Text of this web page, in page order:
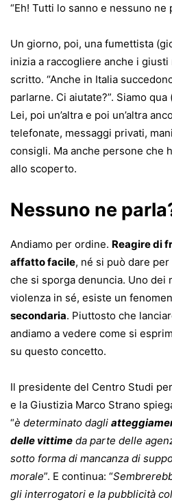
“Eh! Tutti lo sanno e nessuno ne
Un giorno, poi, una fumettista
inizia a raccogliere anche i
scritto. “Anche in Italia
parlarne. Ci aiutate?”. Siamo
Lei, poi un’altra e poi un’altra
telefonate, messaggi privati,
consigli. Ma anche persone che
allo scoperto.
Nessuno ne
Andiamo per ordine. Reagire di
affatto facile, né si può dare
che si sporga denuncia. Uno dei
violenza in sé, esiste un
secondaria. Piuttosto che
andiamo a vedere come si
su questo concetto.
Il presidente del Centro Studi
e la Giustizia Marco Strano
“è determinato dagli
delle vittime da parte delle
sotto forma di mancanza di
morale”. E continua: “
gli interrogatori e la pubblicità